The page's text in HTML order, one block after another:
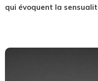
qui évoquent la